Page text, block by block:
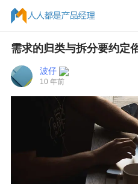
需求的归类与拆分要约定
波仔
10 年前